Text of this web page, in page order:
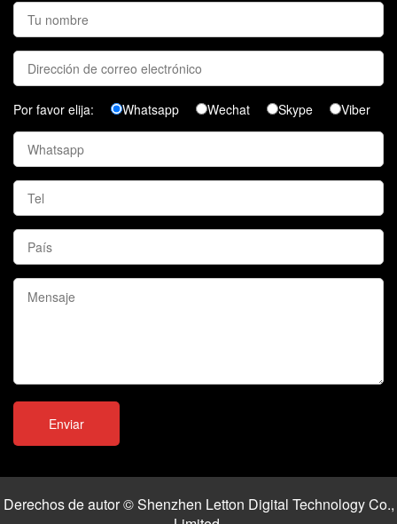
Por favor elija: Whatsapp Wechat Skype Viber
Derechos de autor © Shenzhen Letton Digital Technology Co.,